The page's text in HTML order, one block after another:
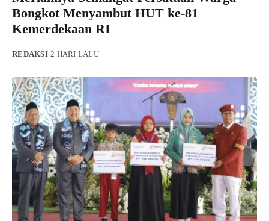
Bongkot Menyambut HUT ke-81
Kemerdekaan RI
REDAKSI·2 HARI LALU